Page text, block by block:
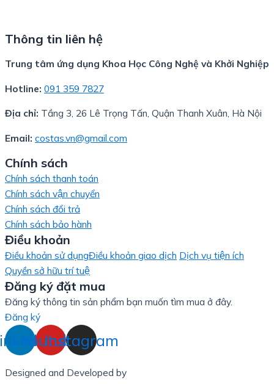
Thông tin liên hệ
Trung tâm ứng dụng Khoa Học Công Nghệ và Khởi Nghiệp
Hotline: 091 359 7827
Địa chỉ: Tầng 3, 26 Lê Trọng Tấn, Quận Thanh Xuân, Hà Nội
Email: costas.vn@gmail.com
Chính sách
Chính sách thanh toán
Chính sách vận chuyển
Chính sách đổi trả
Chính sách bảo hành
Điều khoản
Điều khoản sử dụngĐiều khoản giao dịch Dịch vụ tiện ích
Quyền sở hữu trí tuệ
Đăng ký đặt mua
Đăng ký thông tin sản phẩm bạn muốn tìm mua ở đây.
Đăng ký
Youtube
Instagram
Designed and Developed by